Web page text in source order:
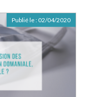
Publié le : 02/04/2020